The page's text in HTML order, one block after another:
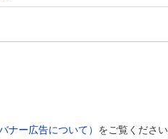
ナー広告について） をご覧ください